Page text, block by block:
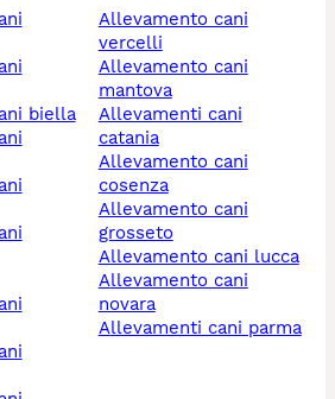
biella
allevamento cani
vercelli
allevamento cani
mantova
allevamenti cani
catania
allevamento cani
cosenza
allevamento cani
grosseto
allevamento cani lucca
allevamento cani
novara
allevamenti cani parma